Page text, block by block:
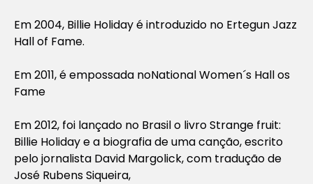
Em 2004, Billie Holiday é introduzido no Ertegun Jazz
Hall of Fame.
Em 2011, é empossada noNational Women´s Hall os
Fame
Em 2012, foi lançado no Brasil o livro Strange fruit:
Billie Holiday e a biografia de uma canção, escrito
pelo jornalista David Margolick, com tradução de
José Rubens Siqueira,